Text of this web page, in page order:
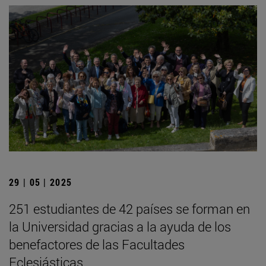
29 | 05 | 2025
251 estudiantes de 42 países se forman en
la Universidad gracias a la ayuda de los
benefactores de las Facultades
Eclesiásticas